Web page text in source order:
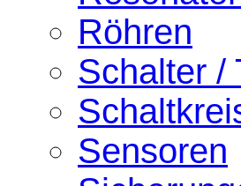
Röhren
Schalter /
Sensoren